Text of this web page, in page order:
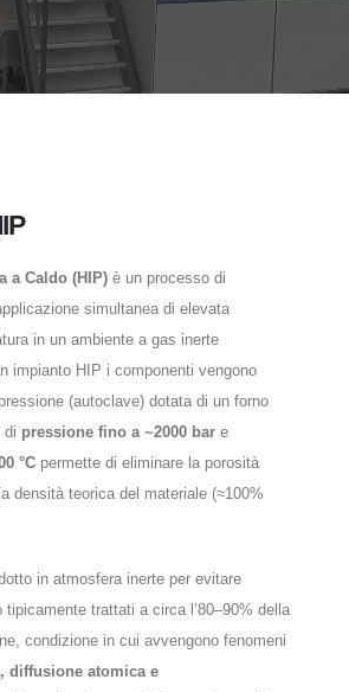
a Caldo (HIP) è un processo di
simultanea di elevata
in un ambiente a gas inerte
impianto HIP i componenti vengono
(autoclave) dotata di un forno
di pressione fino a ~2000 bar e
°C permette di eliminare la porosità
densità teorica del materiale (≈100%
in atmosfera inerte per evitare
trattati a circa l’80–90% della
condizione in cui avvengono fenomeni
diffusione atomica e